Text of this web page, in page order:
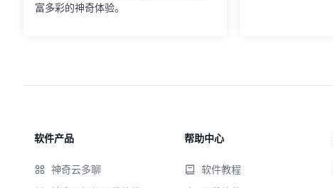
富多彩的神奇体验。
软件产品
神奇云多聊
帮助中心
软件教程